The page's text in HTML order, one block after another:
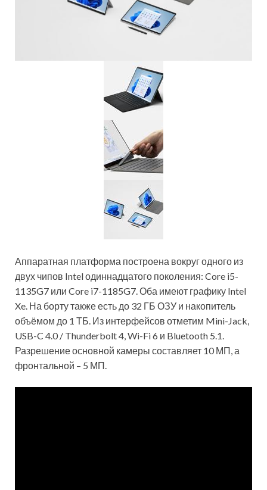
Аппаратная платформа построена вокруг одного из
двух чипов Intel одиннадцатого поколения: Core i5-
1135G7 или Core i7-1185G7. Оба имеют графику Intel
Xe. На борту также есть до 32 ГБ ОЗУ и накопитель
объёмом до 1 ТБ. Из интерфейсов отметим Mini-Jack,
USB-C 4.0 / Thunderbolt 4, Wi-Fi 6 и Bluetooth 5.1.
Разрешение основной камеры составляет 10 МП, а
фронтальной – 5 МП.